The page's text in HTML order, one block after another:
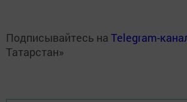
Подписывайтесь на Telegram-
Татарстан»